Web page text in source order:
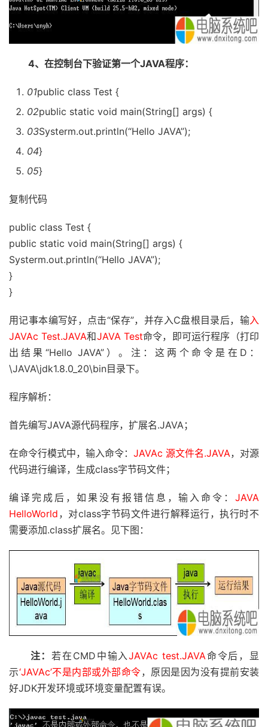
4、在控制台下验证第一个JAVA程序：
01public class Test {
02public static void main(String[] args) {
03Systerm.out.println(“Hello JAVA”);
04}
05}
复制代码
public class Test {
public static void main(String[] args) {
Systerm.out.println(“Hello JAVA”);
}
}
用记事本编写好，点击“保存”，并存入C盘根目录后，输入
JAVAc Test.JAVA和JAVA Test命令，即可运行程序（打印
出结果“Hello JAVA”）。注：这两个命令是在D：
\JAVA\jdk1.8.0_20\bin目录下。
程序解析：
首先编写JAVA源代码程序，扩展名.JAVA；
在命令行模式中，输入命令： JAVAc 源文件名.JAVA，对源
代码进行编译，生成class字节码文件；
编译完成后，如果没有报错信息，输入命令： JAVA
HelloWorld ，对class字节码文件进行解释运行，执行时不
需要添加.class扩展名。见下图：
注：若在CMD中输入JAVAc test.JAVA命令后，显
示‘JAVAc’不是内部或外部命令，原因是因为没有提前安装
好JDK开发环境或环境变量配置有误。